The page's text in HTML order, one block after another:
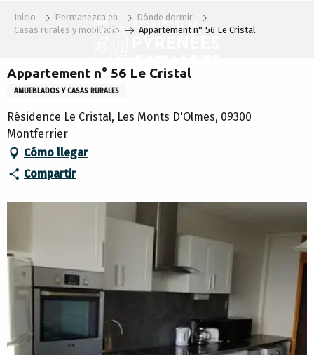
Inicio Permanezca en
Dónde dormir
Casas rurales y mobiliario
Appartement n° 56 Le Cristal
Appartement n° 56 Le Cristal
AMUEBLADOS Y CASAS RURALES
Résidence Le Cristal, Les Monts D'Olmes, 09300
Montferrier
Cómo llegar
Compartir